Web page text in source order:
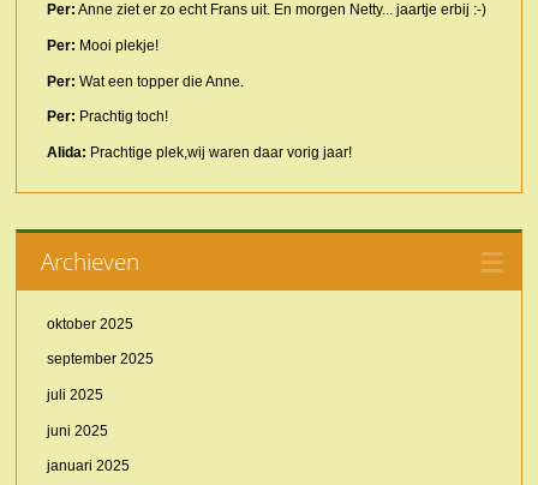
Per: Anne ziet er zo echt Frans uit. En morgen Netty... jaartje erbij :-)
Per: Mooi plekje!
Per: Wat een topper die Anne.
Per: Prachtig toch!
Alida: Prachtige plek,wij waren daar vorig jaar!
Archieven
oktober 2025
september 2025
juli 2025
juni 2025
januari 2025